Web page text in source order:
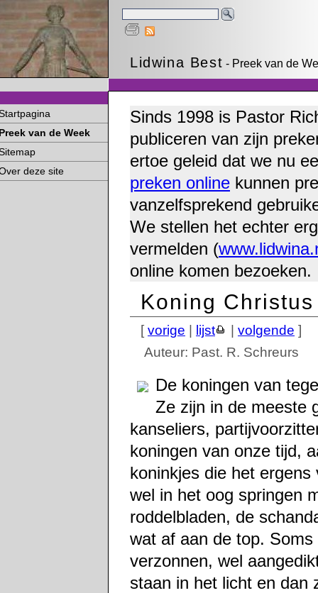
Lidwina Best - Preek van de
van de Week
deze site
Sinds 1998 is Pastor
publiceren van zijn
ertoe geleid dat we nu
preken online kunnen
vanzelfsprekend
We stellen het echter
vermelden (
online komen bezoeken.
Koning Christus
[ vorige lijst volgende ]
Auteur: Past. R. Schreurs
De koningen van
Ze zijn in de meeste
kanseliers,
koningen van onze tijd,
koninkjes die het
wel in het oog springen
roddelbladen, de
wat af aan de top.
verzonnen, wel
staan in het licht en dan